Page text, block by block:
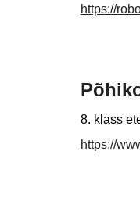
https://
8. klass
https://